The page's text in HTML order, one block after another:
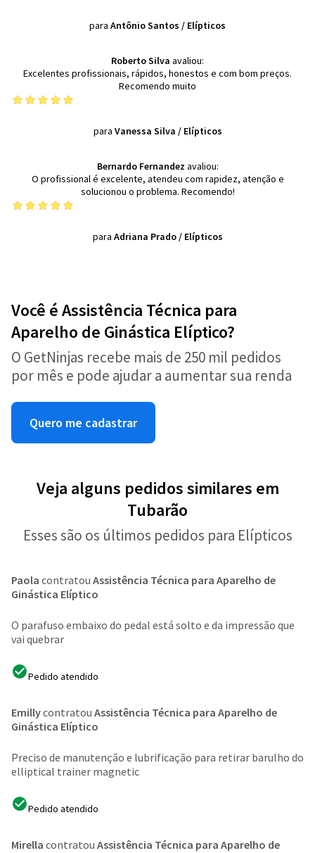
para Antônio Santos / Elípticos
Roberto Silva avaliou:
Excelentes profissionais, rápidos, honestos e com bom preços.
Recomendo muito
para Vanessa Silva / Elípticos
Bernardo Fernandez avaliou:
O profissional é excelente, atendeu com rapidez, atenção e
solucionou o problema. Recomendo!
para Adriana Prado/ Elípticos
Você é Assistência Técnica para
Aparelho de Ginástica Elíptico?
O GetNinjas recebe mais de 250 mil pedidos
por mês e pode ajudar a aumentar sua renda
Quero me cadastrar
Veja alguns pedidos similares em
Tubarão
Esses são os últimos pedidos para Elípticos
Paola contratou Assistência Técnica para Aparelho de
Ginástica Elíptico
O parafuso embaixo do pedal está solto e da impressão que
vai quebrar
Pedido atendido
Emillycontratou Assistência Técnica para Aparelho de
Ginástica Elíptico
Preciso de manutenção e lubrificação para retirar barulho do
elliptical trainer magnetic
Pedido atendido
Mirella contratou Assistência Técnica para Aparelho de